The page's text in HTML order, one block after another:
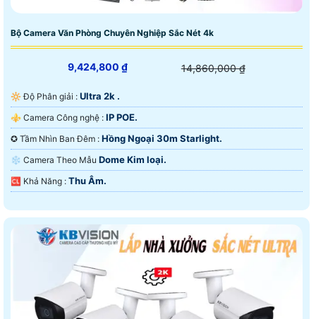
Bộ Camera Văn Phòng Chuyên Nghiệp Sắc Nét 4k
9,424,800 ₫ 14,860,000 ₫
🔆 Độ Phân giải : Ultra 2k .
⚜️ Camera Công nghệ : IP POE.
✪ Tầm Nhìn Ban Đêm : Hồng Ngoại 30m Starlight.
❄ Camera Theo Mẫu Dome Kim loại.
️🆑 Khả Năng : Thu Âm.